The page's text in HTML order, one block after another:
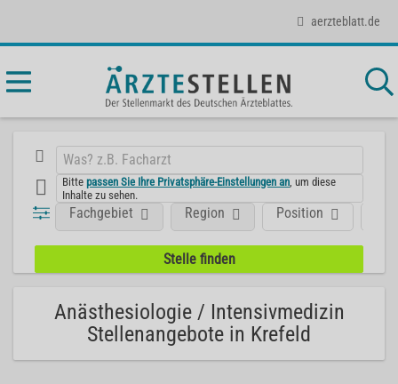
aerzteblatt.de
Bittepassen Sie Ihre Privatsphäre-Einstellungen an , um diese
Inhalte zu sehen.
Position
Fachgebiet Region
Anästhesiologie / Intensivmedizin
Stellenangebote in Krefeld